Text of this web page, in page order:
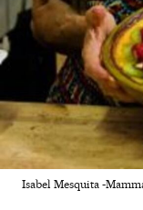
Isabel Mesquita -